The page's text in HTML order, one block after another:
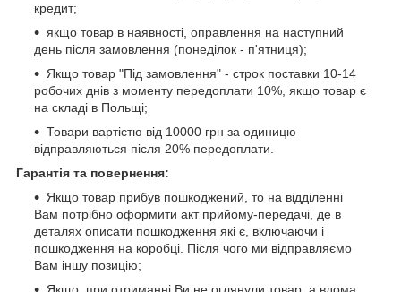
кредит;
якщо товар в наявності, оправлення на наступний
день після замовлення (понеділок - п'ятниця);
Якщо товар "Під замовлення" - строк поставки 10-14
робочих днів з моменту передоплати 10%, якщо товар є
на складі в Польщі;
Товари вартістю від 10000 грн за одиницю
відправляються після 20% передоплати.
Гарантія та повернення:
Якщо товар прибув пошкоджений, то на відділенні
Вам потрібно оформити акт прийому-передачі, де в
деталях описати пошкодження які є, включаючи і
пошкодження на коробці. Після чого ми відправляємо
Вам іншу позицію;